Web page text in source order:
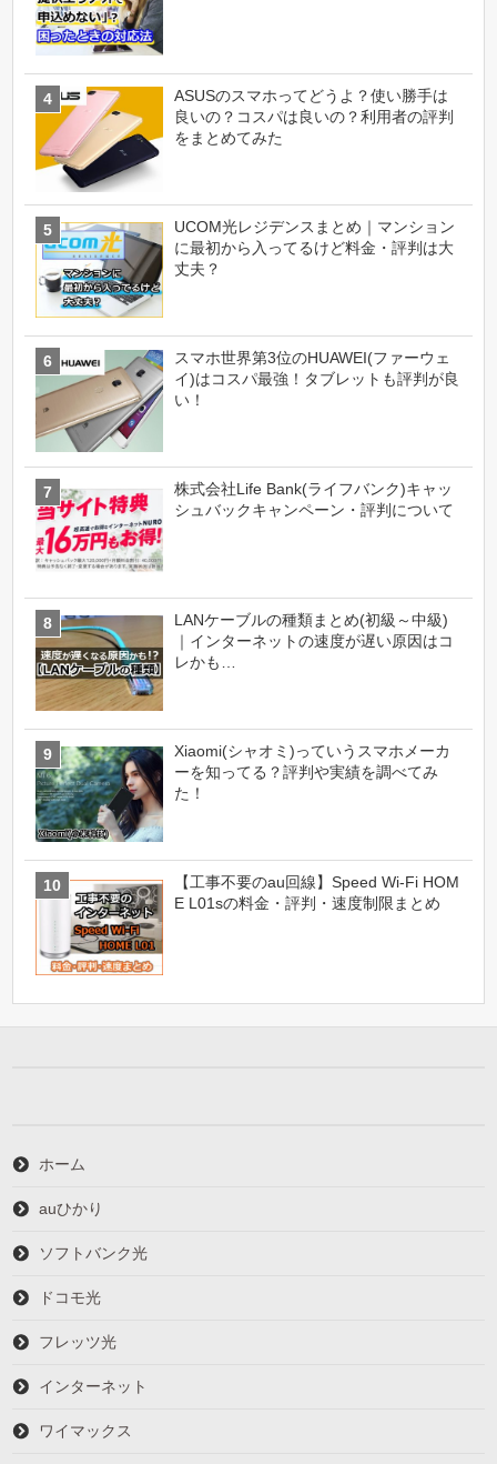
ASUSのスマホってどうよ？使い勝手は
良いの？コスパは良いの？利用者の評判
をまとめてみた
UCOM光レジデンスまとめ｜マンション
に最初から入ってるけど料金・評判は大
丈夫？
スマホ世界第3位のHUAWEI(ファーウェ
イ)はコスパ最強！タブレットも評判が良
い！
株式会社Life Bank(ライフバンク)キャッ
シュバックキャンペーン・評判について
LANケーブルの種類まとめ(初級～中級)
｜インターネットの速度が遅い原因はコ
レかも…
Xiaomi(シャオミ)っていうスマホメーカ
ーを知ってる？評判や実績を調べてみ
た！
【工事不要のau回線】Speed Wi-Fi HOM
E L01sの料金・評判・速度制限まとめ
ホーム
auひかり
ソフトバンク光
ドコモ光
フレッツ光
インターネット
ワイマックス